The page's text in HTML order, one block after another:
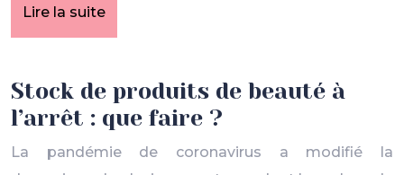
Lire la suite
Stock de produits de beauté à
l’arrêt : que faire ?
La pandémie de coronavirus a modifié la